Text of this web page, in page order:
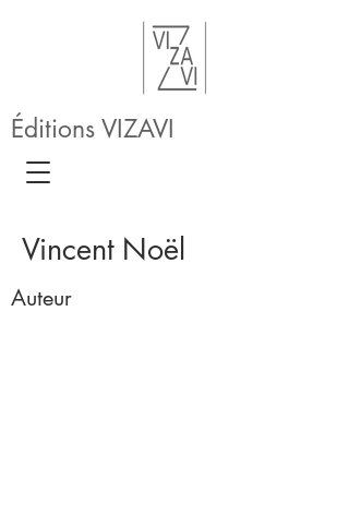
Éditions VIZAVI
Vincent Noël
Auteur